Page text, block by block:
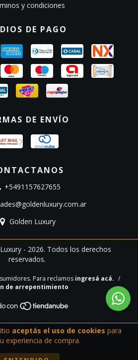
aceptás el uso de cookies para
experiencia de compra.
y condiciones
DE PAGO
DE ENVÍO
+5491157627655
Golden Luxury
- 2026. Todos los derechos
reservados.
Para reclamos ingresá acá. /
de arrepentimiento